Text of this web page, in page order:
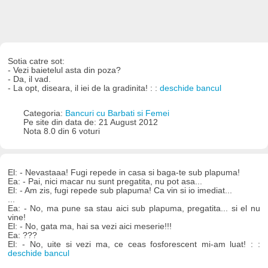
Sotia catre sot:
- Vezi baietelul asta din poza?
- Da, il vad.
- La opt, diseara, il iei de la gradinita! : :deschide bancul
Categoria: Bancuri cu Barbati si Femei
Pe site din data de: 21 August 2012
Nota 8.0 din 6 voturi
El: - Nevastaaa! Fugi repede in casa si baga-te sub plapuma!
Ea: - Pai, nici macar nu sunt pregatita, nu pot asa...
El: - Am zis, fugi repede sub plapuma! Ca vin si io imediat...
...
Ea: - No, ma pune sa stau aici sub plapuma, pregatita... si el nu
vine!
El: - No, gata ma, hai sa vezi aici meserie!!!
Ea: ???
El: - No, uite si vezi ma, ce ceas fosforescent mi-am luat! : :
deschide bancul